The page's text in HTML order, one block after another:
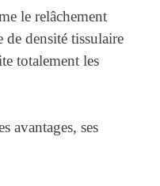
le relâchement
densité tissulaire
totalement les
avantages, ses